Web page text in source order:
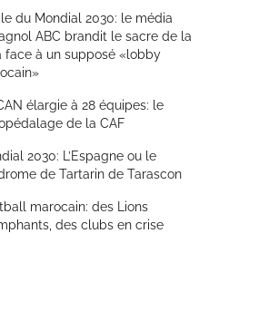
du Mondial 2030: le média
ABC brandit le sacre de la
face à un supposé «lobby
élargie à 28 équipes: le
de la CAF
2030: L’Espagne ou le
de Tartarin de Tarascon
marocain: des Lions
des clubs en crise